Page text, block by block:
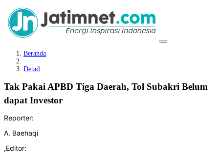
Beranda
Detail
Tak Pakai APBD Tiga Daerah, Tol Subakri Belum
dapat Investor
Reporter:
A. Baehaqi
,Editor: